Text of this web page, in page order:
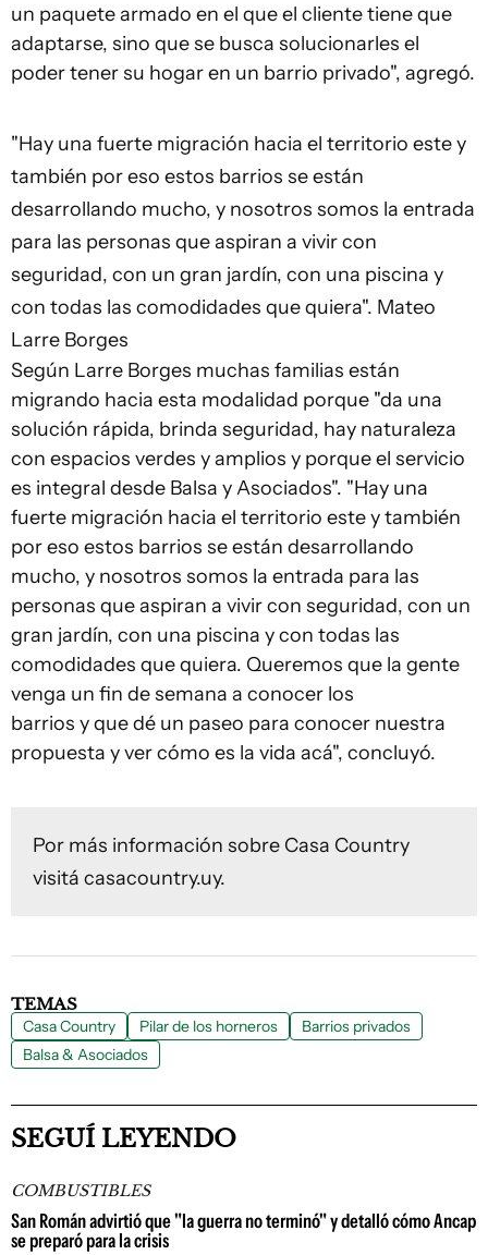
un paquete armado en el que el cliente tiene que
adaptarse, sino que se busca solucionarles el
poder tener su hogar en un barrio privado", agregó.
"Hay una fuerte migración hacia el territorio este y
también por eso estos barrios se están
desarrollando mucho, y nosotros somos la entrada
para las personas que aspiran a vivir con
seguridad, con un gran jardín, con una piscina y
con todas las comodidades que quiera". Mateo
Larre Borges
Según Larre Borges muchas familias están
migrando hacia esta modalidad porque "da una
solución rápida, brinda seguridad, hay naturaleza
con espacios verdes y amplios y porque el servicio
es integral desde Balsa y Asociados". "Hay una
fuerte migración hacia el territorio este y también
por eso estos barrios se están desarrollando
mucho, y nosotros somos la entrada para las
personas que aspiran a vivir con seguridad, con un
gran jardín, con una piscina y con todas las
comodidades que quiera. Queremos que la gente
venga un fin de semana a conocer los
barrios y que dé un paseo para conocer nuestra
propuesta y ver cómo es la vida acá", concluyó.
Por más información sobre Casa Country
visitá casacountry.uy.
TEMAS
Casa Country Pilar de los horneros
Barrios privados
Balsa & Asociados
SEGUÍ LEYENDO
COMBUSTIBLES
San Román advirtió que "la guerra no terminó" y detalló cómo Ancap
se preparó para la crisis